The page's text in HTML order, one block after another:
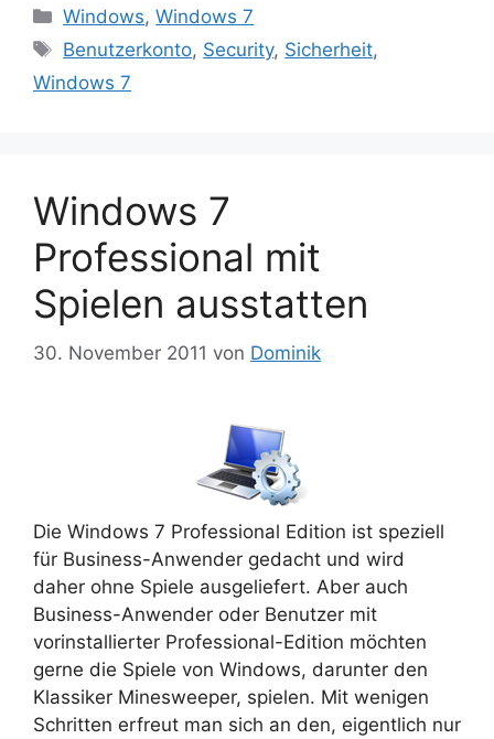
Kategorien
Windows,Windows 7
Schlagwörter
Benutzerkonto, Security, Sicherheit,
Windows 7
Windows 7
Professional mit
Spielen ausstatten
30. November 2011 von Dominik
Die Windows 7 Professional Edition ist speziell
für Business-Anwender gedacht und wird
daher ohne Spiele ausgeliefert. Aber auch
Business-Anwender oder Benutzer mit
vorinstallierter Professional-Edition möchten
gerne die Spiele von Windows, darunter den
Klassiker Minesweeper, spielen. Mit wenigen
Schritten erfreut man sich an den, eigentlich nur